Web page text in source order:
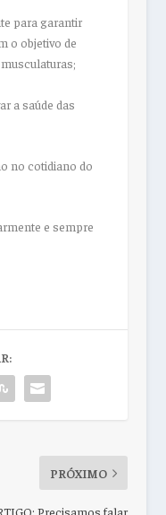
para garantir
o objetivo de
a saúde das
no cotidiano do
e sempre
PRÓXIMO
Precisamos falar